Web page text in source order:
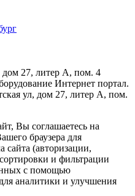
дом 27, литер А, пом. 4
Интернет портал.
ул, дом 27, литер А, пом.
Вы соглашаетесь на
браузера для
сайта (авторизации,
и фильтрации
с помощью
аналитики и улучшения